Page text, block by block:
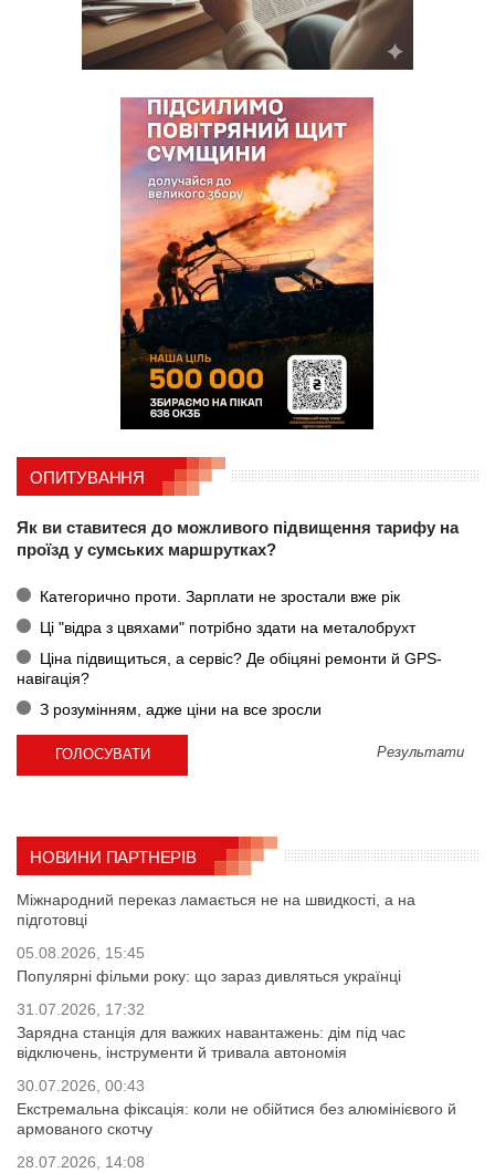
ОПИТУВАННЯ
Як ви ставитеся до можливого підвищення тарифу на
проїзд у сумських маршрутках?
Категорично проти. Зарплати не зростали вже рік
Ці "відра з цвяхами" потрібно здати на металобрухт
Ціна підвищиться, а сервіс? Де обіцяні ремонти й GPS-
навігація?
З розумінням, адже ціни на все зросли
Результати
НОВИНИ ПАРТНЕРІВ
Міжнародний переказ ламається не на швидкості, а на
підготовці
05.08.2026, 15:45
Популярні фільми року: що зараз дивляться українці
31.07.2026, 17:32
Зарядна станція для важких навантажень: дім під час
відключень, інструменти й тривала автономія
30.07.2026, 00:43
Екстремальна фіксація: коли не обійтися без алюмінієвого й
армованого скотчу
28.07.2026, 14:08